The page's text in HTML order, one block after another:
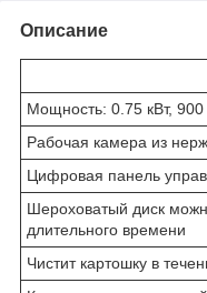
Описание
Мощность: 0.75 кВт,
Рабочая камера из
Цифровая панель
Шероховатый диск
длительного времени
Чистит картошку в